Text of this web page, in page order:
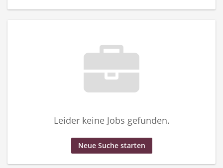
Leider keine Jobs gefunden.
Neue Suche starten